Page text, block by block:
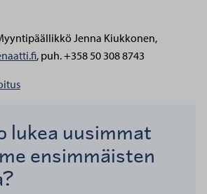
Jenna Kiukkonen,
, puh. +358 50 308 8743
lukea uusimmat
ensimmäisten